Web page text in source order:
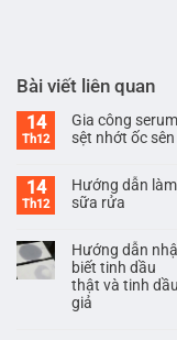
Bài viết liên quan
14
Th12
Gia công serum
sệt nhớt ốc sên
14
Th12
Hướng dẫn làm
sữa rửa
Hướng dẫn
biết tinh dầu
thật và tinh dầu
giả